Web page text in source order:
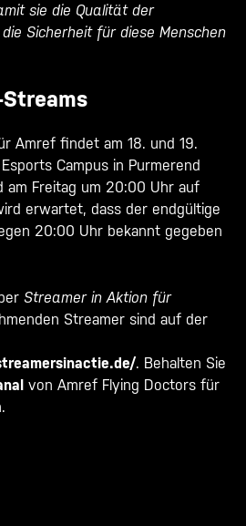
sie die Qualität der
Sicherheit für diese Menschen
Amref findet am 18. und 19.
Campus in Purmerend
am Freitag um 20:00 Uhr auf
erwartet, dass der endgültige
20:00 Uhr bekannt gegeben
Streamer in Aktion für
Streamer sind auf der
de/. Behalten Sie
von Amref Flying Doctors für